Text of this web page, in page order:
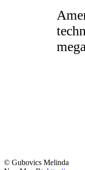
© Gubovics Melinda